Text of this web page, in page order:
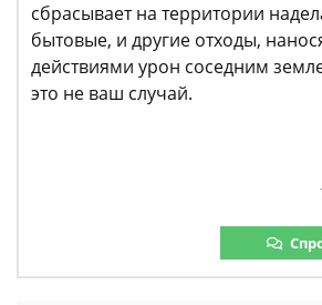
сбрасывает на территории
бытовые, и другие отходы,
действиями урон соседним
это не ваш случай.